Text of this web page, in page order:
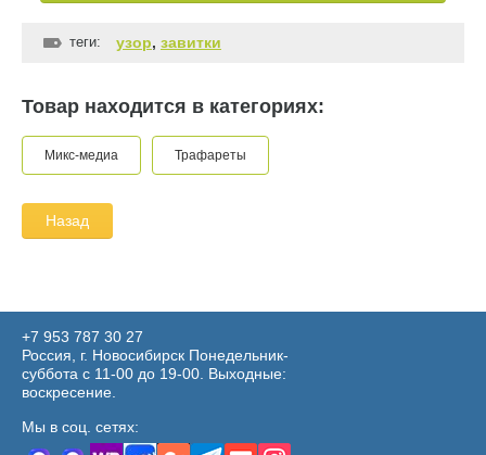
теги: узор, завитки
Товар находится в категориях:
Микс-медиа Трафареты
Назад
+7 953 787 30 27
Россия, г. Новосибирск Понедельник-
суббота с 11-00 до 19-00. Выходные:
воскресение.
Мы в соц. сетях: